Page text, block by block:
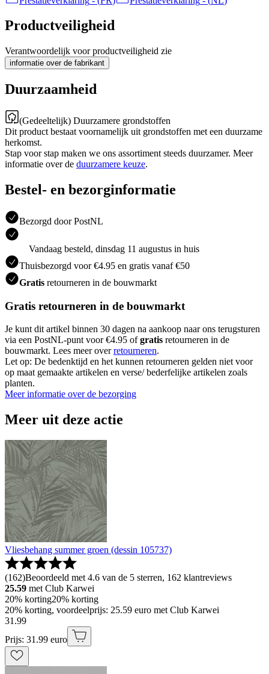
Productveiligheid
Verantwoordelijk voor productveiligheid zie
informatie over de fabrikant
Duurzaamheid
(Gedeeltelijk) Duurzamere grondstoffen
Dit product bestaat voornamelijk uit grondstoffen met een duurzame
herkomst.
Stap voor stap maken we ons assortiment steeds duurzamer. Meer
informatie over de duurzamere keuze.
Bestel- en bezorginformatie
Bezorgd door PostNL
Vandaag besteld, dinsdag 11 augustus in huis
Thuisbezorgd voor €4.95 en gratis vanaf €50
Gratis retourneren in de bouwmarkt
Gratis retourneren in de bouwmarkt
Je kunt dit artikel binnen 30 dagen na aankoop naar ons terugsturen
via een PostNL-punt voor €4.95 ofgratis retourneren in de
bouwmarkt. Lees meer overretourneren.
Let op: De bedenktijd en het kunnen retourneren gelden niet voor
op maat gemaakte artikelen en verse/ bederfelijke artikelen zoals
planten.
Meer informatie over de bezorging
Meer uit deze actie
Vliesbehang summer groen (dessin 105737)
(162)Beoordeeld met 4.6 van de 5 sterren, 162 klantreviews
25.59 met Club Karwei
20% korting20% korting
20% korting, voordeelprijs: 25.59 euro met Club Karwei
31 .99
Prijs: 31.99 euro